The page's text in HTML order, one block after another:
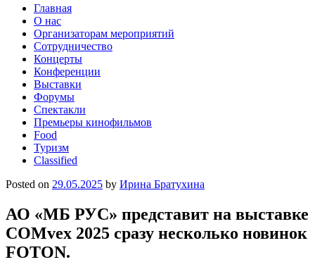
Skip
content
Главная
О нас
Организаторам мероприятий
Сотрудничество
Концерты
Конференции
Выставки
Форумы
Спектакли
Премьеры кинофильмов
Food
Туризм
Сlassified
Posted on 29.05.2025 by Ирина Братухина
АО «МБ РУС» представит на выставке
COMvex 2025 сразу несколько новинок
FOTON.